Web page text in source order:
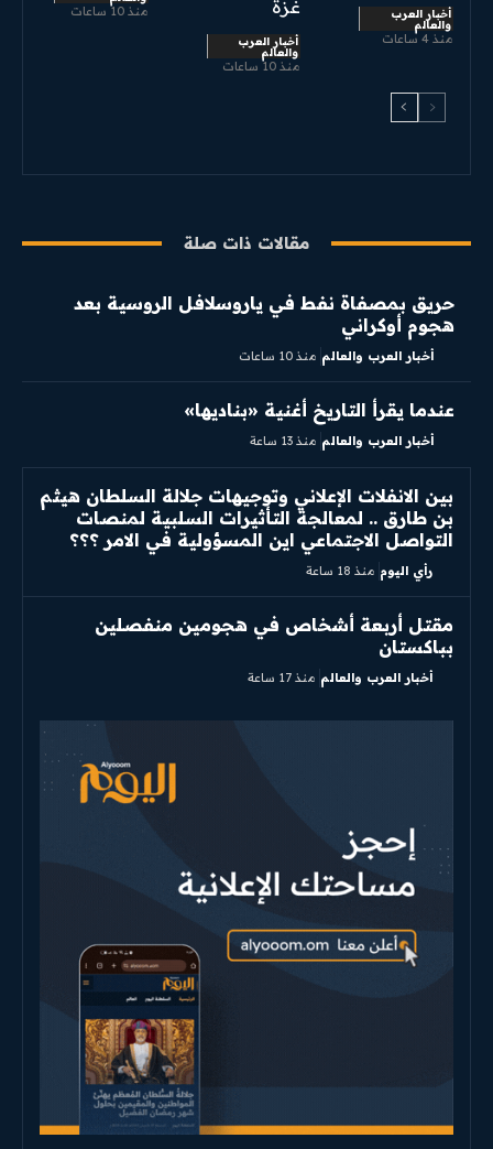
أخبار العرب
والعالم
منذ 4 ساعات
غزة
أخبار العرب
والعالم
منذ 10 ساعات
منذ 10 ساعات
مقالات ذات صلة
حريق بمصفاة نفط في ياروسلافل الروسية بعد
هجوم أوكراني
أخبار العرب والعالم منذ 10 ساعات
عندما يقرأ التاريخ أغنية «بناديها»
أخبار العرب والعالم منذ 13 ساعة
بين الانفلات الإعلاني وتوجيهات جلالة السلطان هيثم
بن طارق .. لمعالجة التأثيرات السلبية لمنصات
التواصل الاجتماعي اين المسؤولية في الامر ؟؟؟
رأي اليوم منذ 18 ساعة
مقتل أربعة أشخاص في هجومين منفصلين
بباكستان
أخبار العرب والعالم منذ 17 ساعة